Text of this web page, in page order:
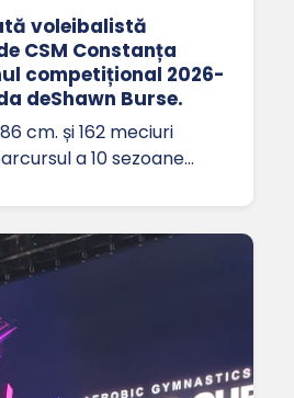
voleibalistă
CSM Constanța
competițional 2026-
deShawn Burse.
cm. și 162 meciuri
a 10 sezoane…